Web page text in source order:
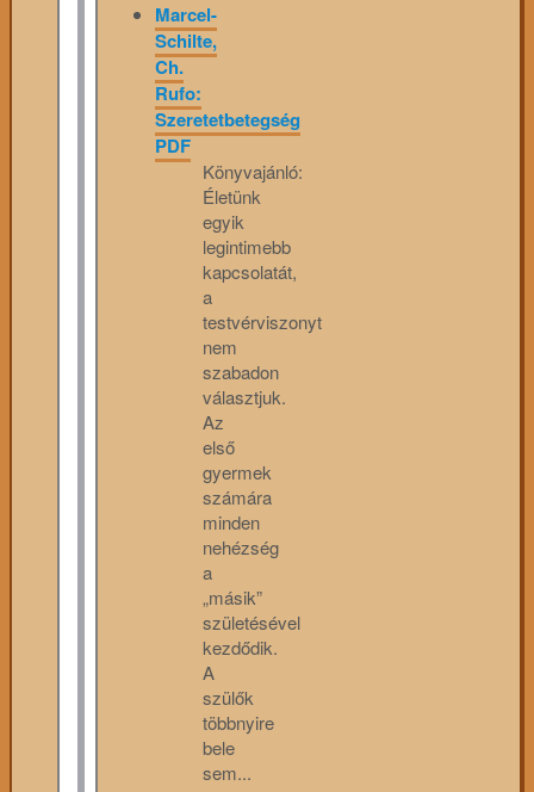
Marcel-
Schilte,
Ch.
Rufo:
Szeretetbetegség
PDF
Könyvajánló:
Életünk
egyik
legintimebb
kapcsolatát,
a
testvérviszonyt
nem
szabadon
választjuk.
Az
első
gyermek
számára
minden
nehézség
a
„másik”
születésével
kezdődik.
A
szülők
többnyire
bele
sem...